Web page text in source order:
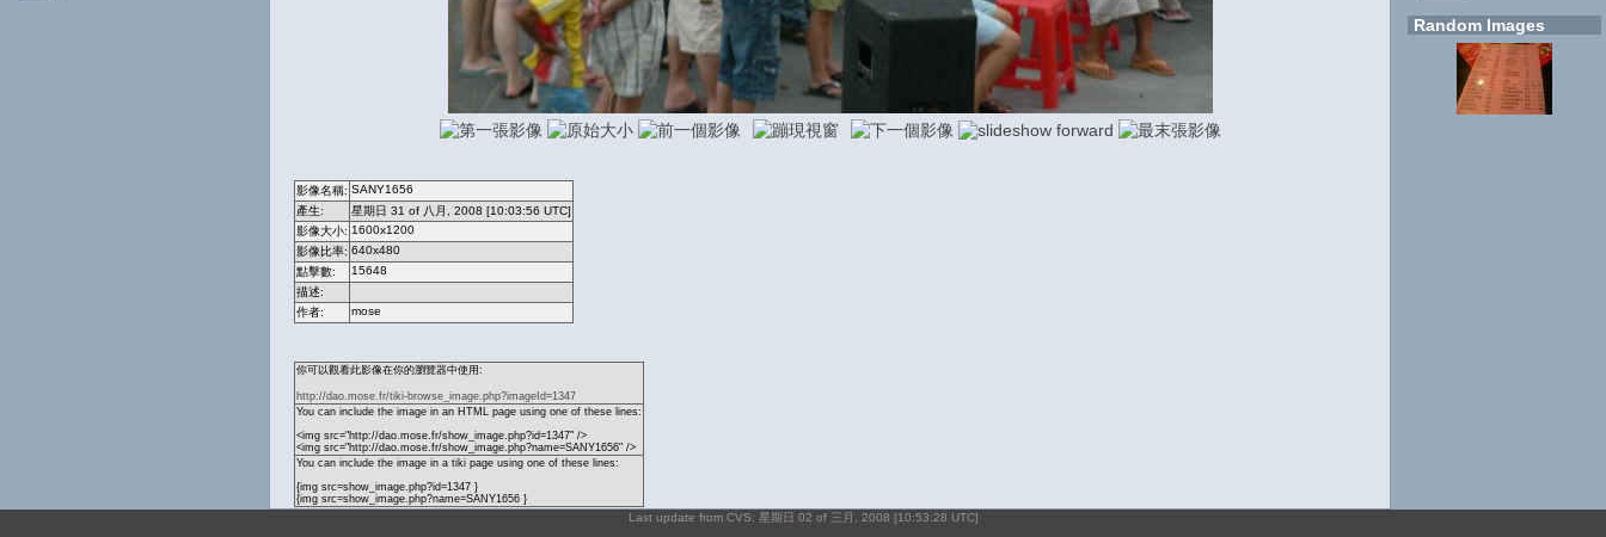
影像名稱: SANY1656
產生:
星期日 31 of 八月, 2008 [10:03:56 UTC]
影像大小: 1600x1200
影像比率: 640x480
點擊數:
15648
描述:
作者:
mose
你可以觀看此影像在你的瀏覽器中使用:
http://dao.mose.fr/tiki-browse_image.php?imageId=1347
You can include the image in an HTML page using one of these lines:
<img src="http://dao.mose.fr/show_image.php?id=1347" />
<img src="http://dao.mose.fr/show_image.php?name=SANY1656" />
You can include the image in a tiki page using one of these lines:
{img src=show_image.php?id=1347 }
{img src=show_image.php?name=SANY1656 }
Random Images
Last update from CVS: 星期日 02 of 三月, 2008 [10:53:28 UTC]